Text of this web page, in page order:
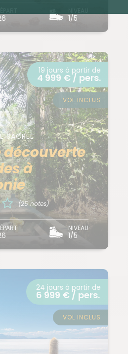
1/5
SACRÉE
découverte
à
(25 notes)
NIVEAU
1/5
19 jours à partir de
4 999 € / pers.
VOL INCLUS
24 jours à partir de
6 999 € / pers.
VOL INCLUS